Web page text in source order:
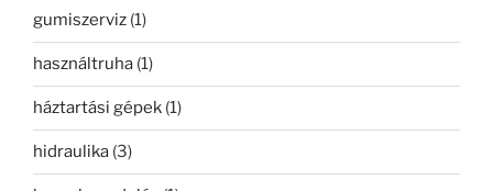
gumiszerviz (1)
használtruha (1)
háztartási gépek (1)
hidraulika (3)